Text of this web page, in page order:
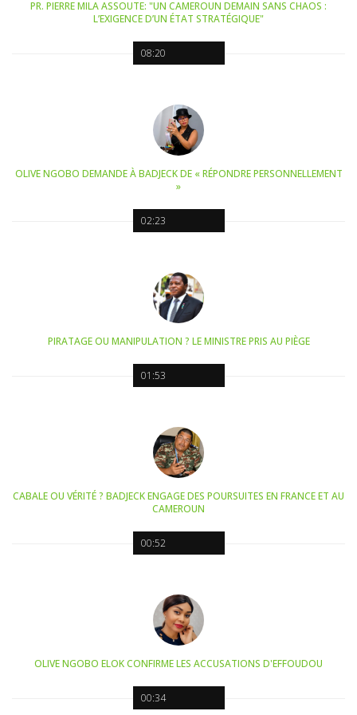
08:20
PR. PIERRE MILA ASSOUTE: "UN CAMEROUN DEMAIN SANS CHAOS :
L’EXIGENCE D’UN ÉTAT STRATÉGIQUE"
02:23
OLIVE NGOBO DEMANDE À BADJECK DE « RÉPONDRE PERSONNELLEMENT
»
01:53
PIRATAGE OU MANIPULATION ? LE MINISTRE PRIS AU PIÈGE
00:52
CABALE OU VÉRITÉ ? BADJECK ENGAGE DES POURSUITES EN FRANCE ET AU
CAMEROUN
00:34
OLIVE NGOBO ELOK CONFIRME LES ACCUSATIONS D'EFFOUDOU